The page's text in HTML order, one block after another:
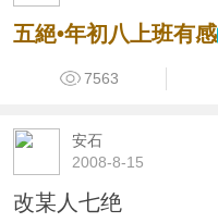
五絕•年初八上班有感
7563
安石
2008-8-15
改某人七绝